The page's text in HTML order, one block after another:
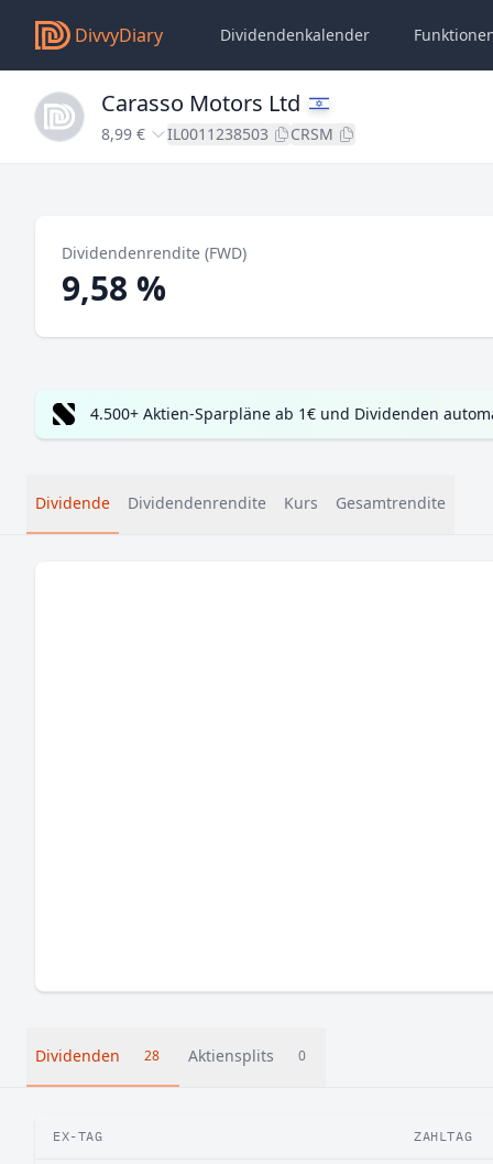
DivvyDiary Dividendenkalender
Carasso Motors Ltd
8,99 € IL0011238503 CRSM
Dividendenrendite (FWD)
9,58 %
4.500+ Aktien-Sparpläne ab 1€ und Dividenden
Dividende Dividendenrendite Kurs Gesamtrendite
Dividenden 28 Aktiensplits 0
EX-TAG ZAHLTAG